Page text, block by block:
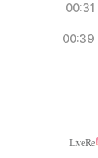
00:31
00:39